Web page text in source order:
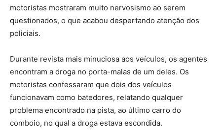
motoristas mostraram muito nervosismo ao serem
questionados, o que acabou despertando atenção dos
policiais.
Durante revista mais minuciosa aos veículos, os agentes
encontram a droga no porta-malas de um deles. Os
motoristas confessaram que dois dos veículos
funcionavam como batedores, relatando qualquer
problema encontrado na pista, ao último carro do
comboio, no qual a droga estava escondida.